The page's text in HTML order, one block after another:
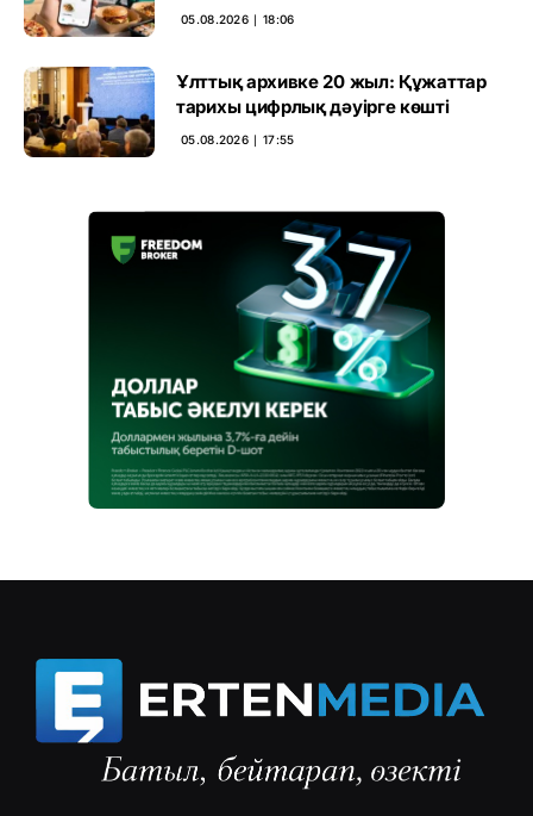
05.08.2026 ∣ 18:06
Ұлттық архивке 20 жыл: Құжаттар
тарихы цифрлық дәуірге көшті
05.08.2026 ∣ 17:55